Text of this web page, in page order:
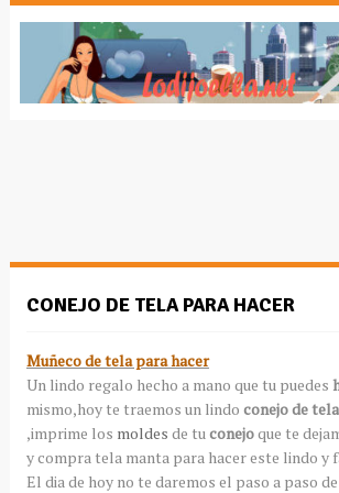
CONEJO DE TELA PARA HACER
Muñeco de tela para hacer
Un lindo regalo hecho a mano que tu puedes
mismo,hoy te traemos un lindo conejo de tela
,imprime los moldes de tu conejoque te
y compra tela manta para hacer este lindo y
El dia de hoy no te daremos el paso a paso